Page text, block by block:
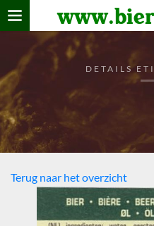
Home
verzamelen
De bierkaart
Bezoekers
DETAILS
Terug naar het overzicht